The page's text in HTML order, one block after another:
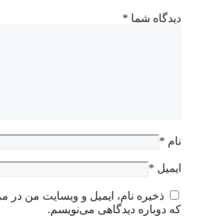
دیدگاه شما *
نام *
ایمیل *
ذخیره نام، ایمیل و وبسایت من در
که دوباره دیدگاهی می‌نویسم.